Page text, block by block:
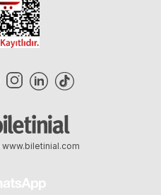
www.biletinial.com